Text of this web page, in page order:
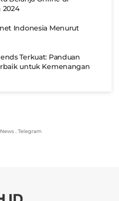
2024
Indonesia Menurut
Terkuat: Panduan
untuk Kemenangan
. Telegram